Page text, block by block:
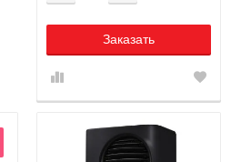
Заказать